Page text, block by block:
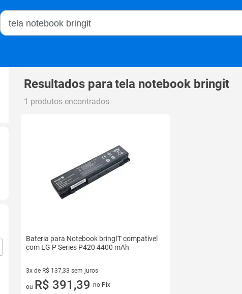
Buscar no Magalu
Resultados paratela notebook bringit
1 produtos encontrados
Bateria para Notebook bringIT compatível
com LG P Series P420 4400 mAh
3x de R$ 137,33 sem juros
3 vez de R$ 137,33 sem juros
ou R$ 391,39 no Pix